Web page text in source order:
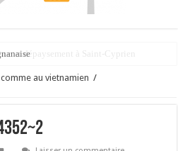
au vietnamien /